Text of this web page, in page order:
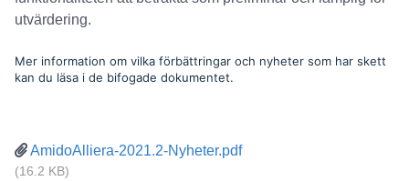
utvärdering.
Mer information om vilka förbättringar och nyheter som har skett
kan du läsa i de bifogade dokumentet.
AmidoAlliera-2021.2-Nyheter.pdf
(16.2 KB)